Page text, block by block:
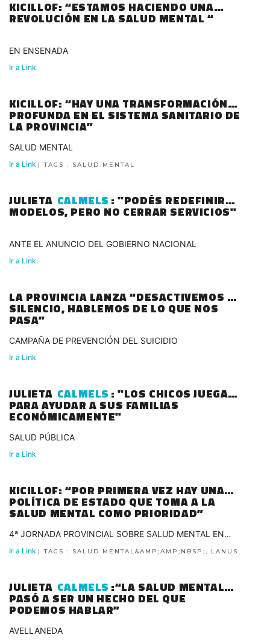
KICILLOF: “ESTAMOS HACIENDO UNA
REVOLUCIÓN EN LA SALUD MENTAL “
EN ENSENADA
Ir a Link
KICILLOF: “HAY UNA TRANSFORMACIÓN
PROFUNDA EN EL SISTEMA SANITARIO DE
LA PROVINCIA”
SALUD MENTAL
Ir a Link | TAGS : SALUD MENTAL
JULIETA CALMELS : "PODÉS REDEFINIR
MODELOS, PERO NO CERRAR SERVICIOS"
ANTE EL ANUNCIO DEL GOBIERNO NACIONAL
Ir a Link
LA PROVINCIA LANZA “DESACTIVEMOS EL
SILENCIO, HABLEMOS DE LO QUE NOS
PASA”
CAMPAÑA DE PREVENCIÓN DEL SUICIDIO
Ir a Link
JULIETA CALMELS : "LOS CHICOS JUEGAN
PARA AYUDAR A SUS FAMILIAS
ECONÓMICAMENTE"
SALUD PÚBLICA
Ir a Link
KICILLOF: “POR PRIMERA VEZ HAY UNA
POLÍTICA DE ESTADO QUE TOMA A LA
SALUD MENTAL COMO PRIORIDAD”
4ª JORNADA PROVINCIAL SOBRE SALUD MENTAL EN
LANÚS
Ir a Link | TAGS : SALUD MENTAL&AMP;AMP;NBSP;, LANUS
JULIETA CALMELS :“LA SALUD MENTAL
PASÓ A SER UN HECHO DEL QUE
PODEMOS HABLAR”
AVELLANEDA